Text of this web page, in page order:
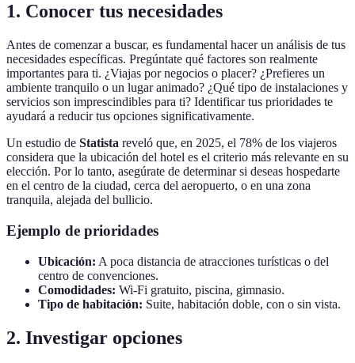
1. Conocer tus necesidades
Antes de comenzar a buscar, es fundamental hacer un análisis de tus
necesidades específicas. Pregúntate qué factores son realmente
importantes para ti. ¿Viajas por negocios o placer? ¿Prefieres un
ambiente tranquilo o un lugar animado? ¿Qué tipo de instalaciones y
servicios son imprescindibles para ti? Identificar tus prioridades te
ayudará a reducir tus opciones significativamente.
Un estudio de Statista reveló que, en 2025, el 78% de los viajeros
considera que la ubicación del hotel es el criterio más relevante en su
elección. Por lo tanto, asegúrate de determinar si deseas hospedarte
en el centro de la ciudad, cerca del aeropuerto, o en una zona
tranquila, alejada del bullicio.
Ejemplo de prioridades
Ubicación: A poca distancia de atracciones turísticas o del
centro de convenciones.
Comodidades: Wi-Fi gratuito, piscina, gimnasio.
Tipo de habitación: Suite, habitación doble, con o sin vista.
2. Investigar opciones